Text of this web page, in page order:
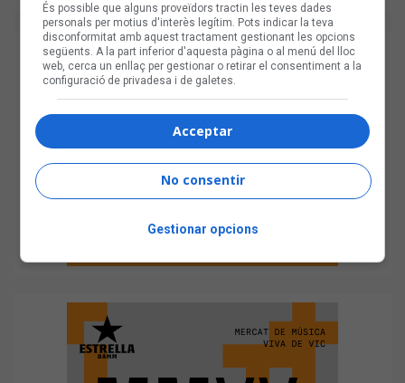
És possible que alguns proveïdors tractin les teves dades
personals per motius d'interès legítim. Pots indicar la teva
disconformitat amb aquest tractament gestionant les opcions
següents. A la part inferior d'aquesta pàgina o al menú del lloc
web, cerca un enllaç per gestionar o retirar el consentiment a la
configuració de privadesa i de galetes.
Acceptar
No consentir
Gestionar opcions